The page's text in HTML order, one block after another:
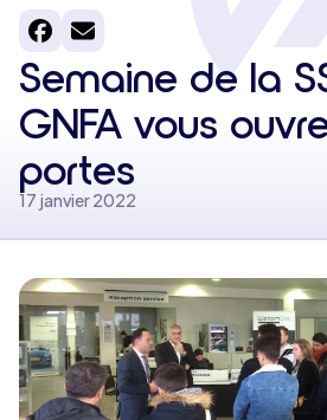
Semaine de la
GNFA vous
portes
17 janvier 2022